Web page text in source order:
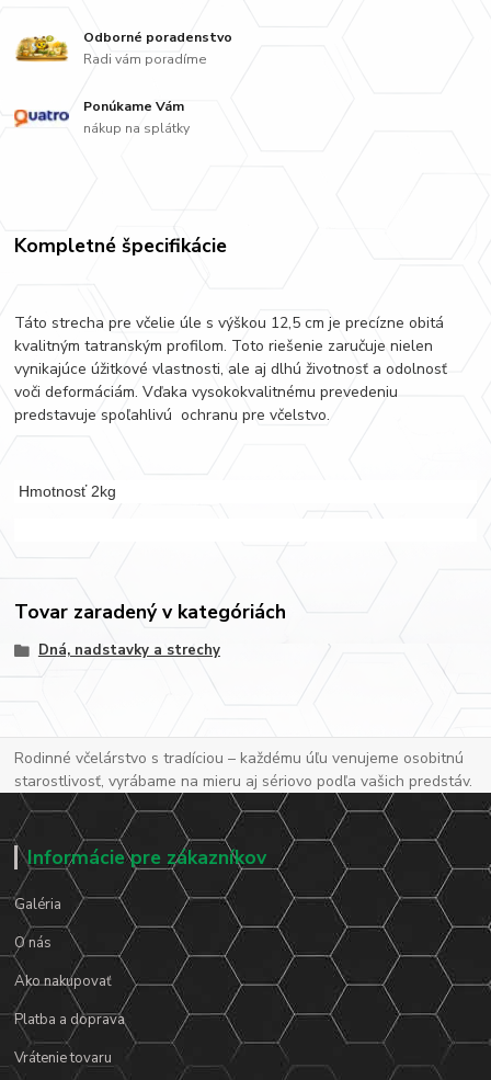
Odborné poradenstvo
Radi vám poradíme
Ponúkame Vám
nákup na splátky
Kompletné špecifikácie
Táto strecha pre včelie úle s výškou 12,5 cm je precízne obitá
kvalitným tatranským profilom. Toto riešenie zaručuje nielen
vynikajúce úžitkové vlastnosti, ale aj dlhú životnosť a odolnosť
voči deformáciám. Vďaka vysokokvalitnému prevedeniu
predstavuje spoľahlivú ochranu pre včelstvo.
Hmotnosť 2kg
Tovar zaradený v kategóriách
Dná, nadstavky a strechy
Rodinné včelárstvo s tradíciou – každému úľu venujeme osobitnú
starostlivosť, vyrábame na mieru aj sériovo podľa vašich predstáv.
Informácie pre zákazníkov
Galéria
O nás
Ako nakupovať
Platba a doprava
Vrátenie tovaru